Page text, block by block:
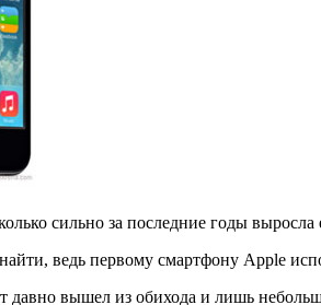
сильно за последние годы выросла
ведь первому смартфону Apple
вышел из обихода и лишь